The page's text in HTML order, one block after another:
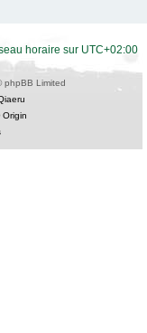
horaire sur UTC+02:00
phpBB Limited
Origin